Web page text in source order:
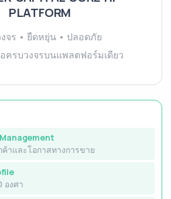
PLATFORM
จร • ยืดหยุ่น • ปลอดภัย
ครบวงจรบนแพลตฟอร์มเดียว
าและโอกาสทางการขาย
องศา